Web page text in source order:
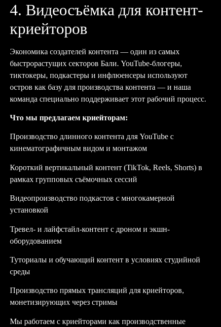
4. Видеосъёмка для контент-
криейторов
Экономика создателей контента — один из самых
быстрорастущих секторов Бали. YouTube-блогеры,
тиктокеры, подкастеры и инфлюенсеры используют
остров как базу для производства контента — и наша
команда специально поддерживает этот рабочий процесс.
Что мы предлагаем криейторам:
Производство длинного контента для YouTube с
кинематографичным видом и монтажом
Короткий вертикальный контент (TikTok, Reels, Shorts) в
рамках групповых съёмочных сессий
Видеопроизводство подкастов с многокамерной
установкой
Тревел- и лайфстайл-контент с дроном и экшн-
оборудованием
Туториалы и обучающий контент в условиях студийной
среды
Производство прямых трансляций для криейторов,
монетизирующих через стримы
Мы работаем с криейторами как производственные